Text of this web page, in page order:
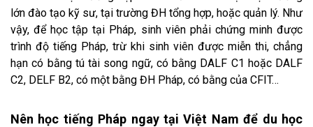
lớn đào tạo kỹ sư, tại trường ĐH tổng hợp, hoặc quản lý. Như
vậy, để học tập tại Pháp, sinh viên phải chứng minh được
trình độ tiếng Pháp, trừ khi sinh viên được miễn thi, chẳng
hạn có bằng tú tài song ngữ, có bằng DALF C1 hoặc DALF
C2, DELF B2, có một bằng ĐH Pháp, có bằng của CFIT…
Nên học tiếng Pháp ngay tại Việt Nam để du học